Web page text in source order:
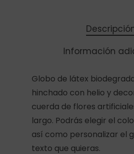
Información
Globo de látex
hinchado con helio y
cuerda de flores
largo. Podrás elegir el
así como personalizar el
texto que quieras.